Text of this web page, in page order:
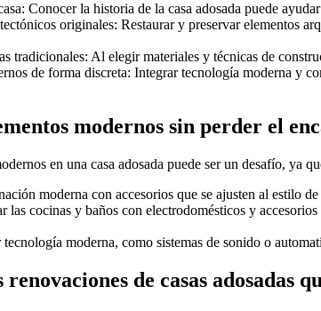
Conocer la historia de la casa adosada puede
originales: Restaurar y preservar elementos
tradicionales: Al elegir materiales y técnicas de
de forma discreta: Integrar tecnología moderna y
modernos sin perder el
en una casa adosada puede ser un desafío, ya
moderna con accesorios que se ajusten al estilo
las cocinas y baños con electrodomésticos y
moderna, como sistemas de sonido o
renovaciones de casas adosadas